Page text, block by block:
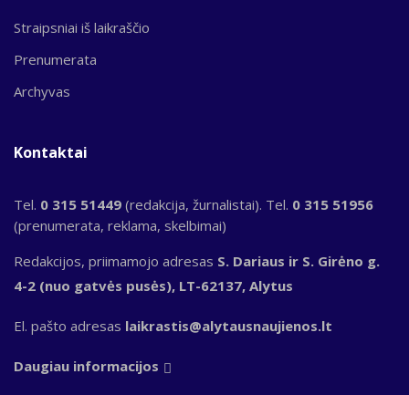
Straipsniai iš laikraščio
Prenumerata
Archyvas
Kontaktai
Tel. 0 315 51449 (redakcija, žurnalistai). Tel. 0 315 51956
(prenumerata, reklama, skelbimai)
Redakcijos, priimamojo adresas S. Dariaus ir S. Girėno g.
4-2 (nuo gatvės pusės), LT-62137, Alytus
El. pašto adresas laikrastis@alytausnaujienos.lt
Daugiau informacijos